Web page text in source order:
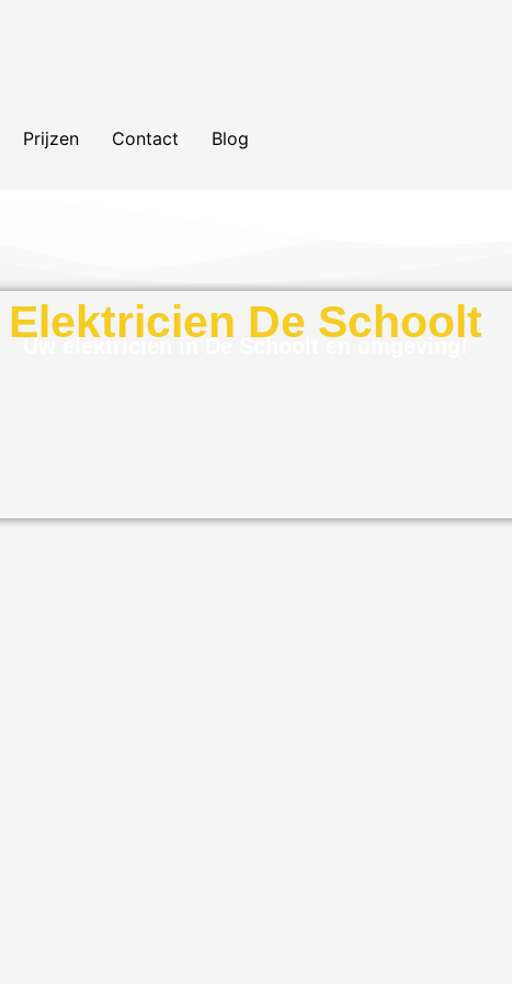
Prijzen Contact Blog
Elektricien De Schoolt
Uw elektricien in De Schoolt en omgeving!